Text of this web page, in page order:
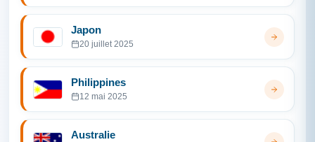
Japon
20 juillet 2025
Philippines
12 mai 2025
Australie